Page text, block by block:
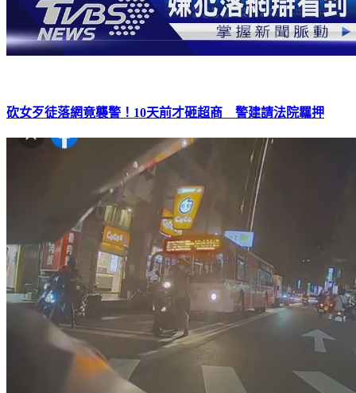
砍女歹徒落網竟襲警！10天前才砸超商 警建請法院羈押